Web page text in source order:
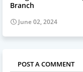
Branch
June 02, 2024
POST A COMMENT